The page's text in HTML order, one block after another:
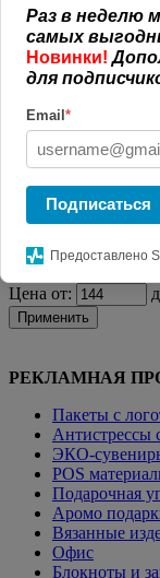
Оплата и
Открытая
Наши работы
Новости
Обратная
ГлавнаяКАТАЛОГ
ver.2, малое, черное
Фильтр
Цена от:
Применить
РЕКЛАМНАЯ
Пакеты с
Антистрессы
ЭКО-
POS
Подарочная
Аромо
Вязанные
Офис
Блокноты и
Раз в неделю
самых
Новинки!
для
Email *
Подписаться
Предоставлено